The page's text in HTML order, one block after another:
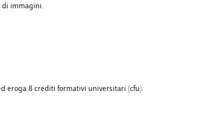
di immagini.
eroga 8 crediti formativi universitari (cfu).